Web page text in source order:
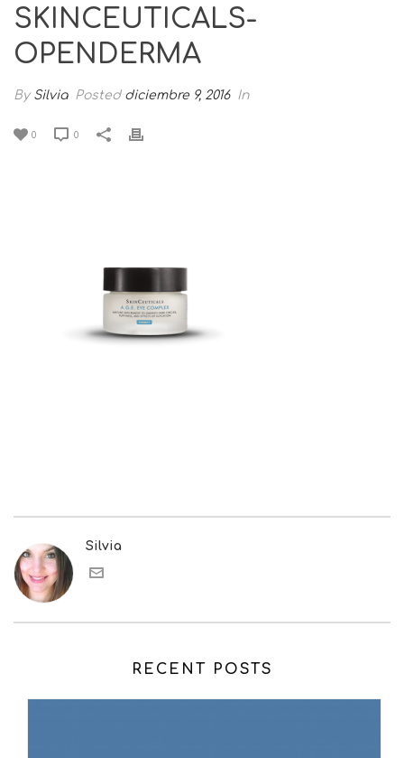
SKINCEUTICALS-
OPENDERMA
By Silvia Posted diciembre 9, 2016 In
0 0
Silvia
RECENT POSTS